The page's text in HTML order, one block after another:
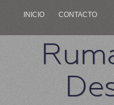
INICIO CONTACTO